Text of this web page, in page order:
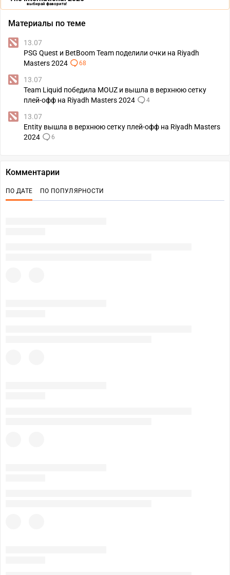
выбирай фаворита!
Материалы по теме
13.07
PSG Quest и BetBoom Team поделили очки на Riyadh
Masters 2024
68
13.07
Team Liquid победила MOUZ и вышла в верхнюю сетку
плей-офф на Riyadh Masters 2024
4
13.07
Entity вышла в верхнюю сетку плей-офф на Riyadh Masters
2024
6
Комментарии
ПО ДАТЕ ПО ПОПУЛЯРНОСТИ